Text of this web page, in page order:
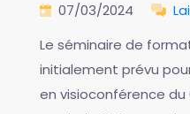
07/03/2024
Le séminaire de
initialement prévu
en visioconférence du